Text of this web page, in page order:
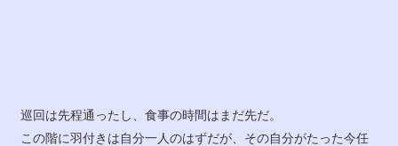
巡回は先程通ったし、食事の時間はまだ先だ。
この階に羽付きは自分一人のはずだが、その自分がたった今任